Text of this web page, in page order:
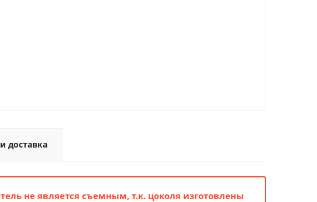
доставка
не является съемным, т.к. цоколя изготовлены